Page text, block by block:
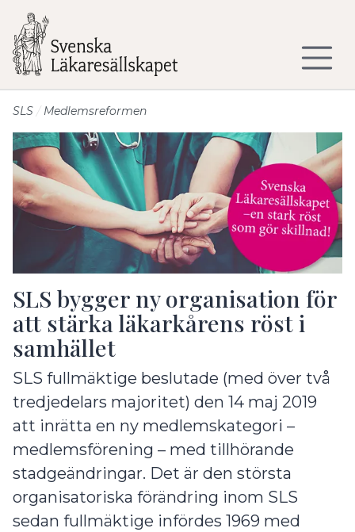
SLS Medlemsreformen
SLS bygger ny organisation för
att stärka läkarkårens röst i
samhället
SLS fullmäktige beslutade (med över två
tredjedelars majoritet) den 14 maj 2019
att inrätta en ny medlemskategori –
medlemsförening – med tillhörande
stadgeändringar. Det är den största
organisatoriska förändring inom SLS
sedan fullmäktige infördes 1969 med